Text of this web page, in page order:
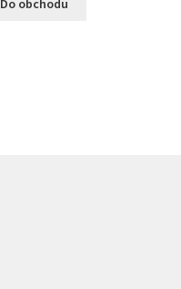
Do obchodu